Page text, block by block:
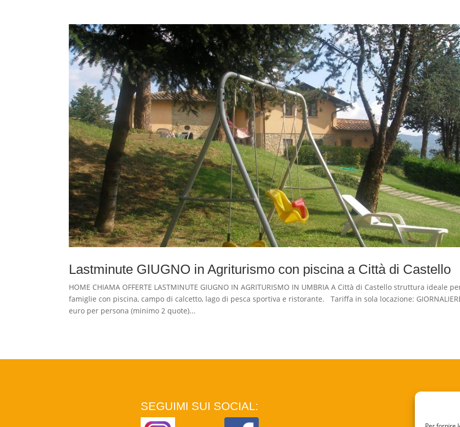
Lastminute GIUGNO in Agriturismo con piscina a Città di Castello
HOME CHIAMA OFFERTE LASTMINUTE GIUGNO IN AGRITURISMO IN UMBRIA A Città di Castello struttura ideale
famiglie con piscina, campo di calcetto, lago di pesca sportiva e ristorante. Tariffa in sola locazione:
euro per persona (minimo 2 quote)...
SEGUIMI SUI SOCIAL: